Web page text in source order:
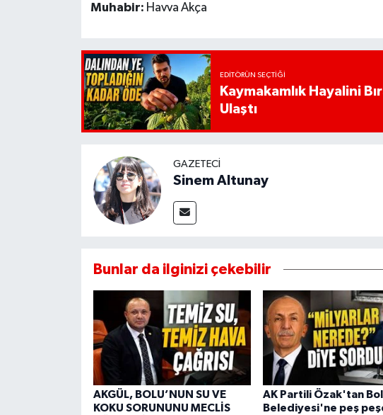
Muhabir: Havva Akça
EDITÖRÜN SEÇTIĞI
Kaymakamlık Hayalini
Ulaştı
GAZETECI
Sinem Altunay
Bunlar da ilginizi çekebilir
AKGÜL, BOLU’NUN SU VE
KOKU SORUNUNU MECLİS
AK Partili Özak'tan
Belediyesi'ne peş